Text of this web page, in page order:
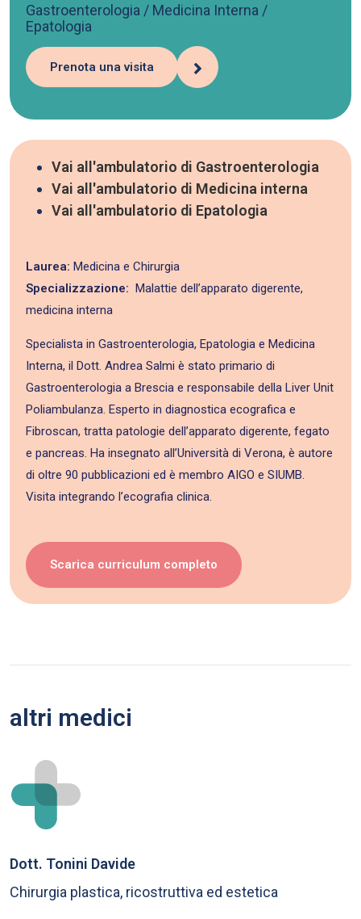
Gastroenterologia / Medicina Interna /
Epatologia
Prenota una visita
Vai all'ambulatorio di Gastroenterologia
Vai all'ambulatorio di Medicina interna
Vai all'ambulatorio di Epatologia
Laurea: Medicina e Chirurgia
Specializzazione: Malattie dell’apparato digerente,
medicina interna
Specialista in Gastroenterologia, Epatologia e Medicina
Interna, il Dott. Andrea Salmi è stato primario di
Gastroenterologia a Brescia e responsabile della Liver Unit
Poliambulanza. Esperto in diagnostica ecografica e
Fibroscan, tratta patologie dell’apparato digerente, fegato
e pancreas. Ha insegnato all’Università di Verona, è autore
di oltre 90 pubblicazioni ed è membro AIGO e SIUMB.
Visita integrando l’ecografia clinica.
Scarica curriculum completo
altri medici
Dott. Tonini Davide
Chirurgia plastica, ricostruttiva ed estetica